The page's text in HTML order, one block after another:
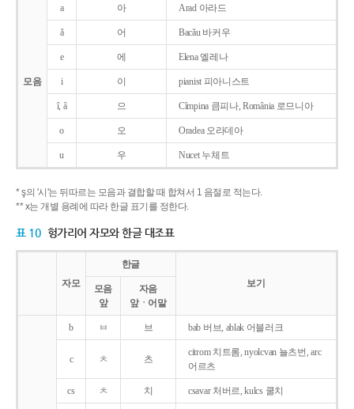
모음
a 아 Arad 아라드
ǎ 어 Bacǎu 바커우
e 에 Elena 엘레나
i 이 pianist 피아니스트
î, â 으 Cîmpina 큼피나, România 로므니아
o 오 Oradea 오라데아
u 우 Nucet 누체트
* ş의 '시'는 뒤따르는 모음과 결합할 때 합쳐서 1 음절로 적는다.
** x는 개별 용례에 따라 한글 표기를 정한다.
표 10 헝가리어 자모와 한글 대조표
자모
한글
보기
모음
앞
자음
앞ㆍ어말
b ㅂ 브 bab 버브, ablak 어블러크
c ㅊ 츠
citrom 치트롬, nyolcvan 뇰츠번, arc
어르츠
cs ㅊ 치 csavar 처버르, kulcs 쿨치